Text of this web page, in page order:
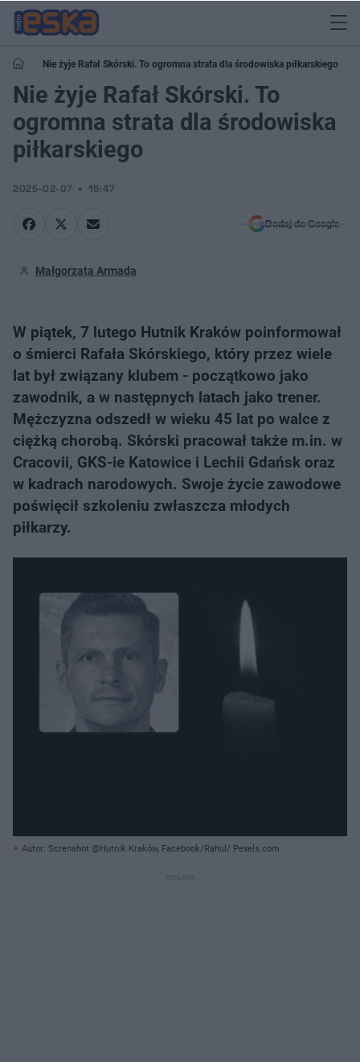
Nie żyje Rafał Skórski. To ogromna strata dla środowiska piłkarskiego
Nie żyje Rafał Skórski. To
ogromna strata dla środowiska
piłkarskiego
2025-02-07 15:47
Dodaj do Google
Małgorzata Armada
W piątek, 7 lutego Hutnik Kraków poinformował
o śmierci Rafała Skórskiego, który przez wiele
lat był związany klubem - początkowo jako
zawodnik, a w następnych latach jako trener.
Mężczyzna odszedł w wieku 45 lat po walce z
ciężką chorobą. Skórski pracował także m.in. w
Cracovii, GKS-ie Katowice i Lechii Gdańsk oraz
w kadrach narodowych. Swoje życie zawodowe
poświęcił szkoleniu zwłaszcza młodych
piłkarzy.
Autor: Screnshot @Hutnik Kraków, Facebook/Rahul/ Pexels.com